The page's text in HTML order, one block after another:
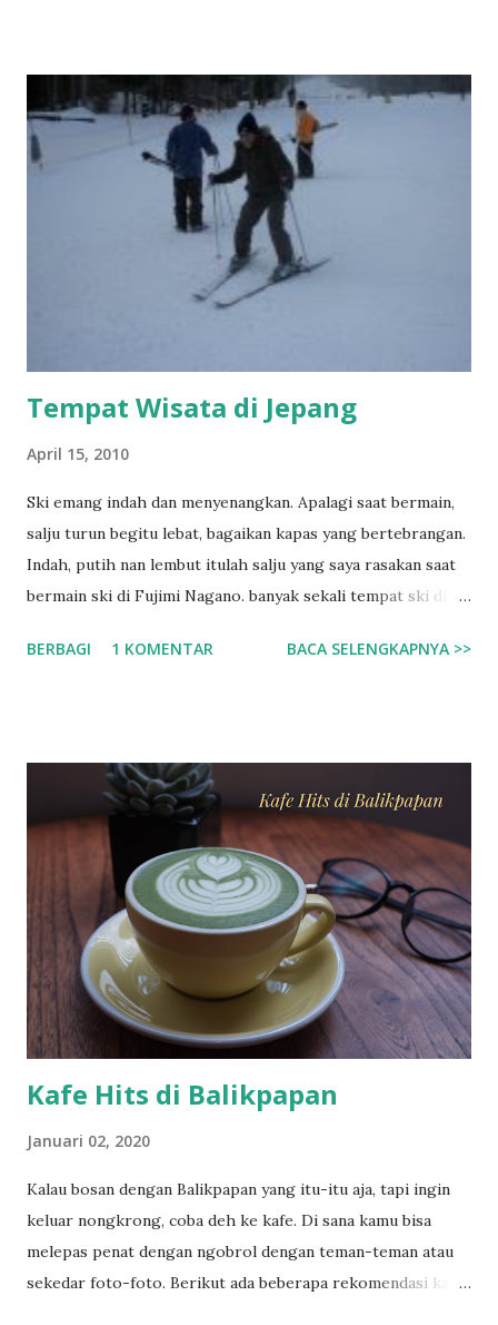
ketidaktahuan 13 November 2009
Tempat Wisata di Jepang
April 15, 2010
Ski emang indah dan menyenangkan. Apalagi saat bermain,
salju turun begitu lebat, bagaikan kapas yang bertebrangan.
Indah, putih nan lembut itulah salju yang saya rasakan saat
bermain ski di Fujimi Nagano. banyak sekali tempat ski di
di Fujimi Nagano, hampir setiap orang asing pasti
atau di siga. Fujimi tepatnya di Nagano, jika anda
berkesempatan ke negeri sakura ini, silahkan ke nagano dan
cari fujimi station, dari situ ada bus yang menghantarkan ke
area ski gratis, tapi jam tertentu, sebelum jam 10 saat
berangkat. Dan pulang juga ada bus gratis jam 3 lebih 10
menit. Hanya sekitar 2 bus saat berangkat dan pulang ke
fujimi station. Jadi usahakan pas jam-jam itu. Kalau tidak
anda bisa naik taksi. Jarak yang lumayan jauh tidak mungkin
di tempuh denga...
BERBAGI 1 KOMENTAR BACA SELENGKAPNYA >>
Kafe Hits di Balikpapan
Januari 02, 2020
Kalau bosan dengan Balikpapan yang itu-itu aja, tapi ingin
keluar nongkrong, coba deh ke kafe. Di sana kamu bisa
melepas penat dengan ngobrol dengan teman-teman atau
sekedar foto-foto. Berikut ada beberapa rekomendasi kafe